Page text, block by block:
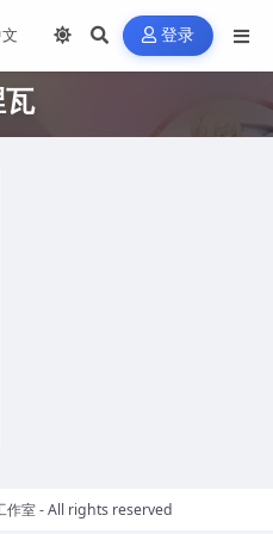
登录
作室- All rights reserved